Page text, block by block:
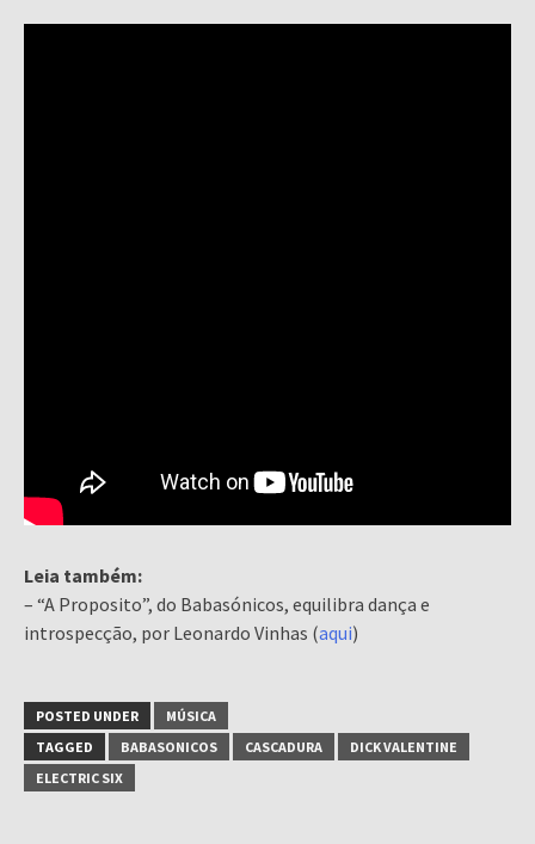
Leia também:
– “A Proposito”, do Babasónicos, equilibra dança e
introspecção, por Leonardo Vinhas (aqui)
POSTED UNDER
MÚSICA
TAGGED
BABASONICOS CASCADURA
DICK VALENTINE
ELECTRIC SIX